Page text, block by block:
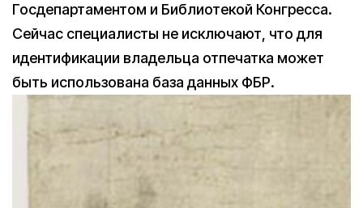
Госдепартаментом и Библиотекой Конгресса.
Сейчас специалисты не исключают, что для
идентификации владельца отпечатка может
быть использована база данных ФБР.